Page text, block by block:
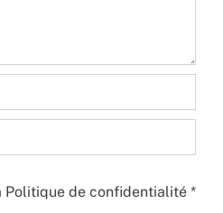
Politique de confidentialité *